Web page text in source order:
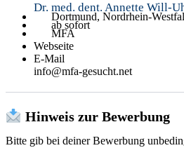
Dr. med. dent. Annette Will-
Dortmund, Nordrhein-
ab sofort
MFA
Webseite
E-Mail
info@mfa-gesucht.net
Hinweis zur Bewerbung
Bitte gib bei deiner Bewerbung